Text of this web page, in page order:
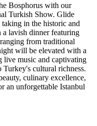
Bosphorus with our
Turkish Show. Glide
in the historic and
lavish dinner featuring
from traditional
will be elevated with a
live music and captivating
Turkey's cultural richness.
culinary excellence,
an unforgettable Istanbul